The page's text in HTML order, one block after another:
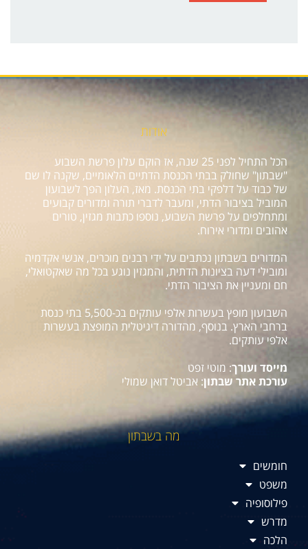
אודות
הכל התחיל לפני 25 שנה, אז הוקם עלון פרשת השבוע
"שבתון" שחולק בבתי הכנסת הדתיים הלאומיים, שקנה לו שם
של כבוד על דלפקי בתי הכנסת. מאז, העלון הפך לשבועון
המוביל בציבור הדתי, ומעבר לדברי תורה ומדורים קבועים
ומתחלפים על פרשת השבוע, נוספו כתבות מגזין, טורים
אהובים ומדורי אירוח.
המדורים בשבתון נכתבים על ידי רבנים מוכרים, אנשי אקדמיה
ומובילי דעה בציונות הדתית, והמגזין נוגע בכל מה שאקטואלי,
חם ומעניין את הציבור הדתי.
השבועון מופץ בעשרות אלפי עותקים בכ-5,500 בתי כנסת
ברחבי הארץ. בנוסף, מהדורה דיגיטלית המופצת בעשרות
אלפי עותקים.
מייסד ועורך: מוטי זפט
עורכת אתר שבתון: אביטל דואן שמולי
מה בשבתון
חומשים
משפט
פילוסופיה
מדרש
הלכה